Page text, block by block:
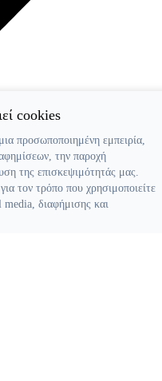
cookies
προσωποποιημένη εμπειρία,
την παροχή
της επισκεψιμότητάς μας.
τον τρόπο που χρησιμοποιείτε
media, διαφήμισης και